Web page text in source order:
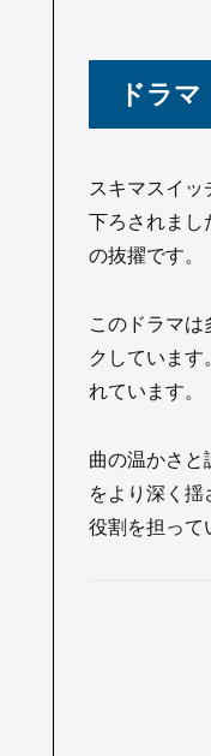
ドラ
スキマスイッ
下ろされまし
の抜擢です。
このドラマは
クしていま
れています。
曲の温かさと
をより深く揺
役割を担って